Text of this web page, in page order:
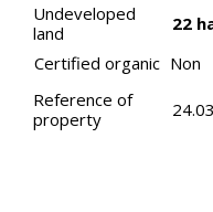
Undeveloped
land
22
Certified organic Non
Reference of
property